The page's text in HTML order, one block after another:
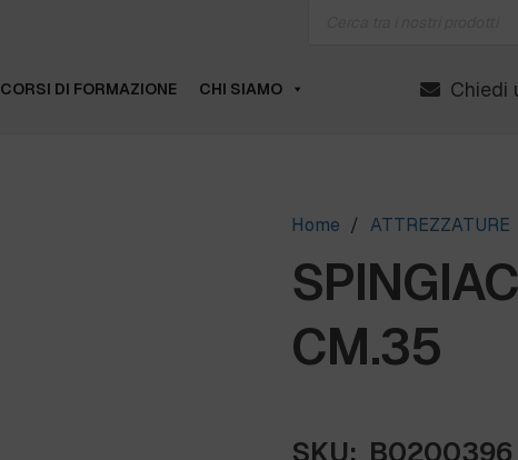
CORSI DI FORMAZIONE CHI SIAMO Chiedi
Home / ATTREZZATURE
CM.35
SKU: B0200396